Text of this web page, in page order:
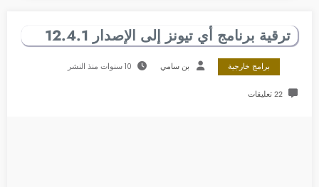
ترقية برنامج أي تيونز إلى الإصدار 12.4.1
برامج خارجية بن سامي 10 سنوات منذ النشر
22 تعليقات